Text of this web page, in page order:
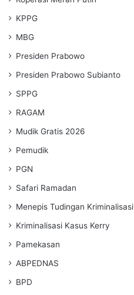
KPPG
MBG
Presiden Prabowo
Presiden Prabowo Subianto
SPPG
RAGAM
Mudik Gratis 2026
Pemudik
PGN
Safari Ramadan
Menepis Tudingan Kriminalisasi
Kriminalisasi Kasus Kerry
Pamekasan
ABPEDNAS
BPD